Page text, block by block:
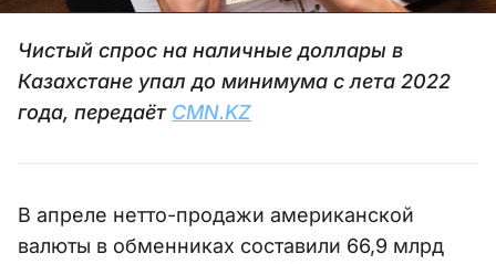
Чистый спрос на наличные доллары в
Казахстане упал до минимума с лета 2022
года, передаёт CMN.KZ
В апреле нетто-продажи американской
валюты в обменниках составили 66,9 млрд